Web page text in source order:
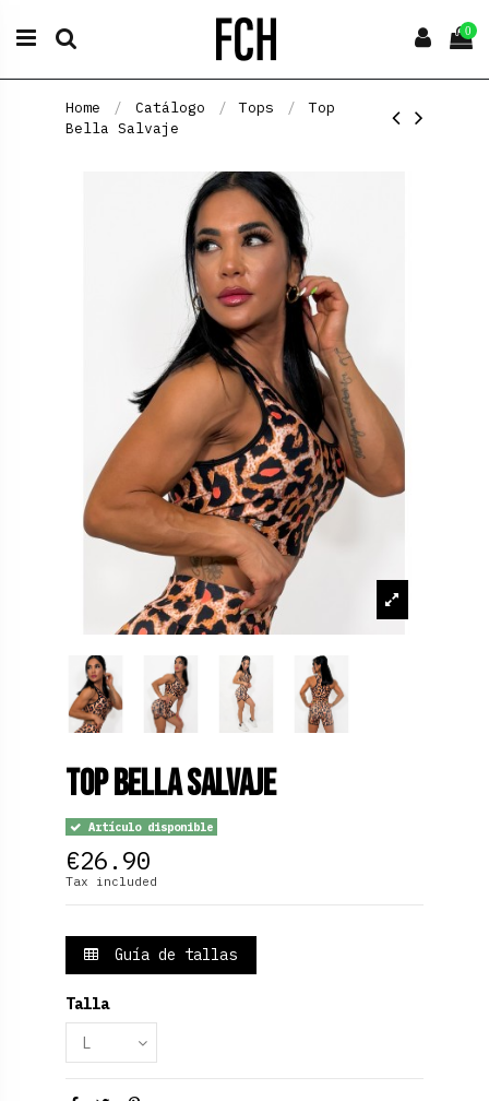
0
Home Catálogo Tops
Top
Bella Salvaje
Top Bella Salvaje
Artículo disponible
€26.90
Tax included
Guía de tallas
Talla